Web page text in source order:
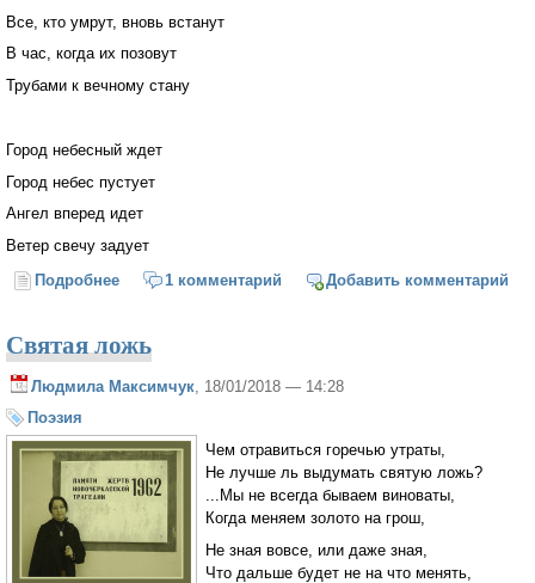
Все, кто умрут, вновь встанут
В час, когда их позовут
Трубами к вечному стану
Город небесный ждет
Город небес пустует
Ангел вперед идет
Ветер свечу задует
Подробнее о Все, кто родился, умрут
1 комментарий Добавить комментарий
Святая ложь
Людмила Максимчук , 18/01/2018 — 14:28
Поэзия
Чем отравиться горечью утраты,
Не лучше ль выдумать святую ложь?
...Мы не всегда бываем виноваты,
Когда меняем золото на грош,
Не зная вовсе, или даже зная,
Что дальше будет не на что менять,